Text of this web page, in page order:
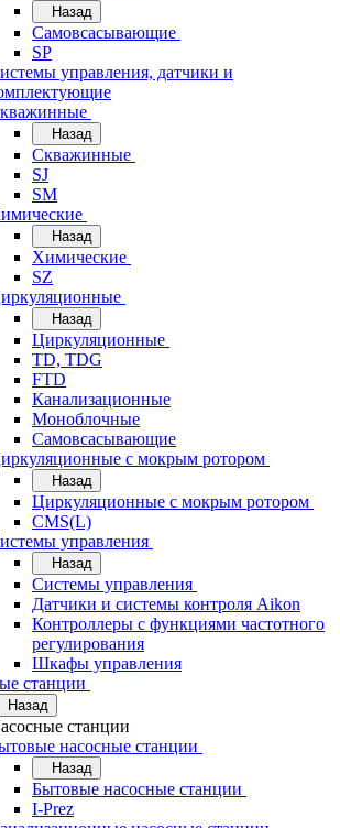
Назад
Самовсасывающие
SP
управления, датчики и
Назад
Скважинные
SJ
SM
Назад
Химические
SZ
Назад
Циркуляционные
TD, TDG
FTD
Канализационные
Моноблочные
Самовсасывающие
с мокрым ротором
Назад
Циркуляционные с мокрым ротором
CMS(L)
управления
Назад
Системы управления
Датчики и системы контроля Aikon
Контроллеры с функциями частотного
регулирования
Шкафы управления
станции
Назад
станции
насосные станции
Назад
Бытовые насосные станции
I-Prez